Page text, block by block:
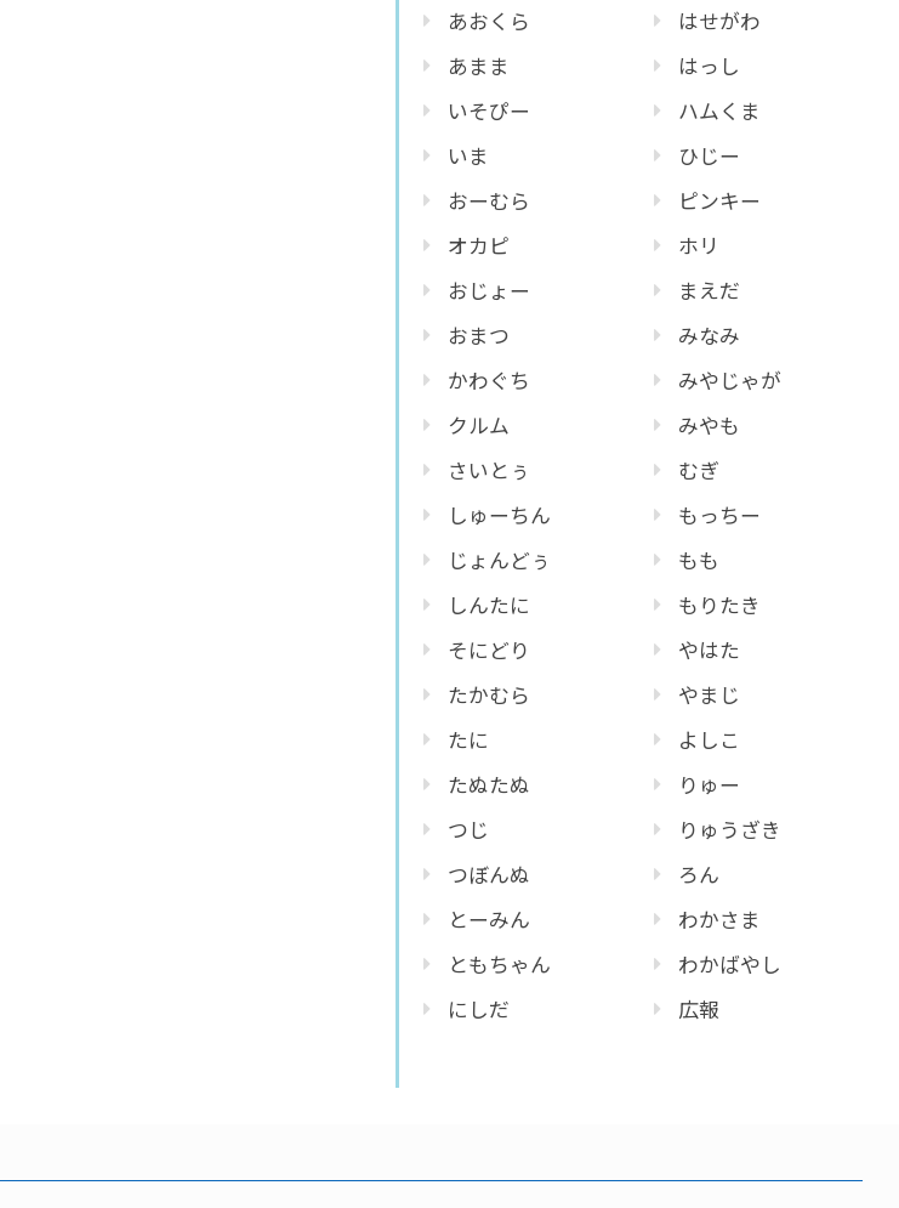
あおくら
あまま
いそぴー
いま
おーむら
オカピ
おじょー
おまつ
かわぐち
クルム
さいとぅ
しゅーちん
じょんどぅ
しんたに
そにどり
たかむら
たに
たぬたぬ
つじ
つぼんぬ
とーみん
ともちゃん
にしだ
はせがわ
はっし
ハムくま
ひじー
ピンキー
ホリ
まえだ
みなみ
みやじゃが
みやも
むぎ
もっちー
もも
もりたき
やはた
やまじ
よしこ
りゅー
りゅうざき
ろん
わかさま
わかばやし
広報